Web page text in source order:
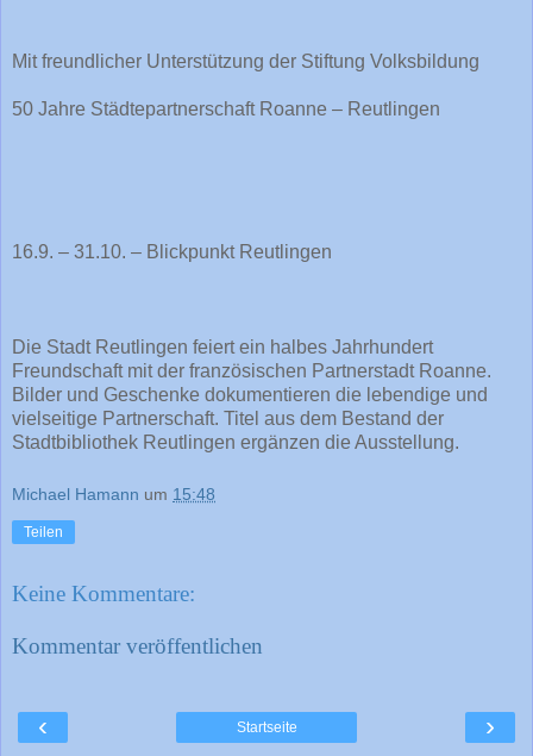
Mit freundlicher Unterstützung der Stiftung Volksbildung
50 Jahre Städtepartnerschaft Roanne – Reutlingen
16.9. – 31.10. – Blickpunkt Reutlingen
Die Stadt Reutlingen feiert ein halbes Jahrhundert
Freundschaft mit der französischen Partnerstadt Roanne.
Bilder und Geschenke dokumentieren die lebendige und
vielseitige Partnerschaft. Titel aus dem Bestand der
Stadtbibliothek Reutlingen ergänzen die Ausstellung.
Michael Hamann um 15:48
Teilen
Keine Kommentare:
Kommentar veröffentlichen
‹ ›
Startseite